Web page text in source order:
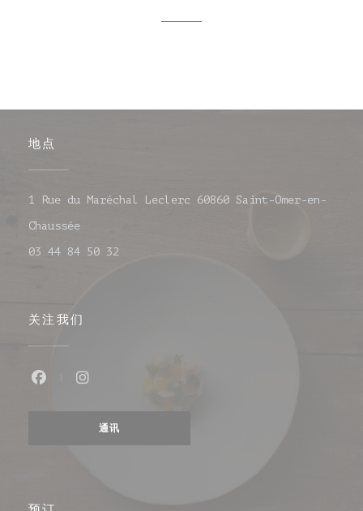
地点
1 Rue du Maréchal Leclerc 60860 Saint-Omer-en-
Chaussée((在新窗口中打开))
03 44 84 50 32
关注我们
通讯